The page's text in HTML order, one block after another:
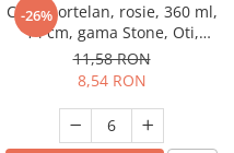
-26%
Cana portelan, rosie, 360 ml,
14 cm, gama Stone, Oti,
191683 R
11,58 RON
8,54 RON